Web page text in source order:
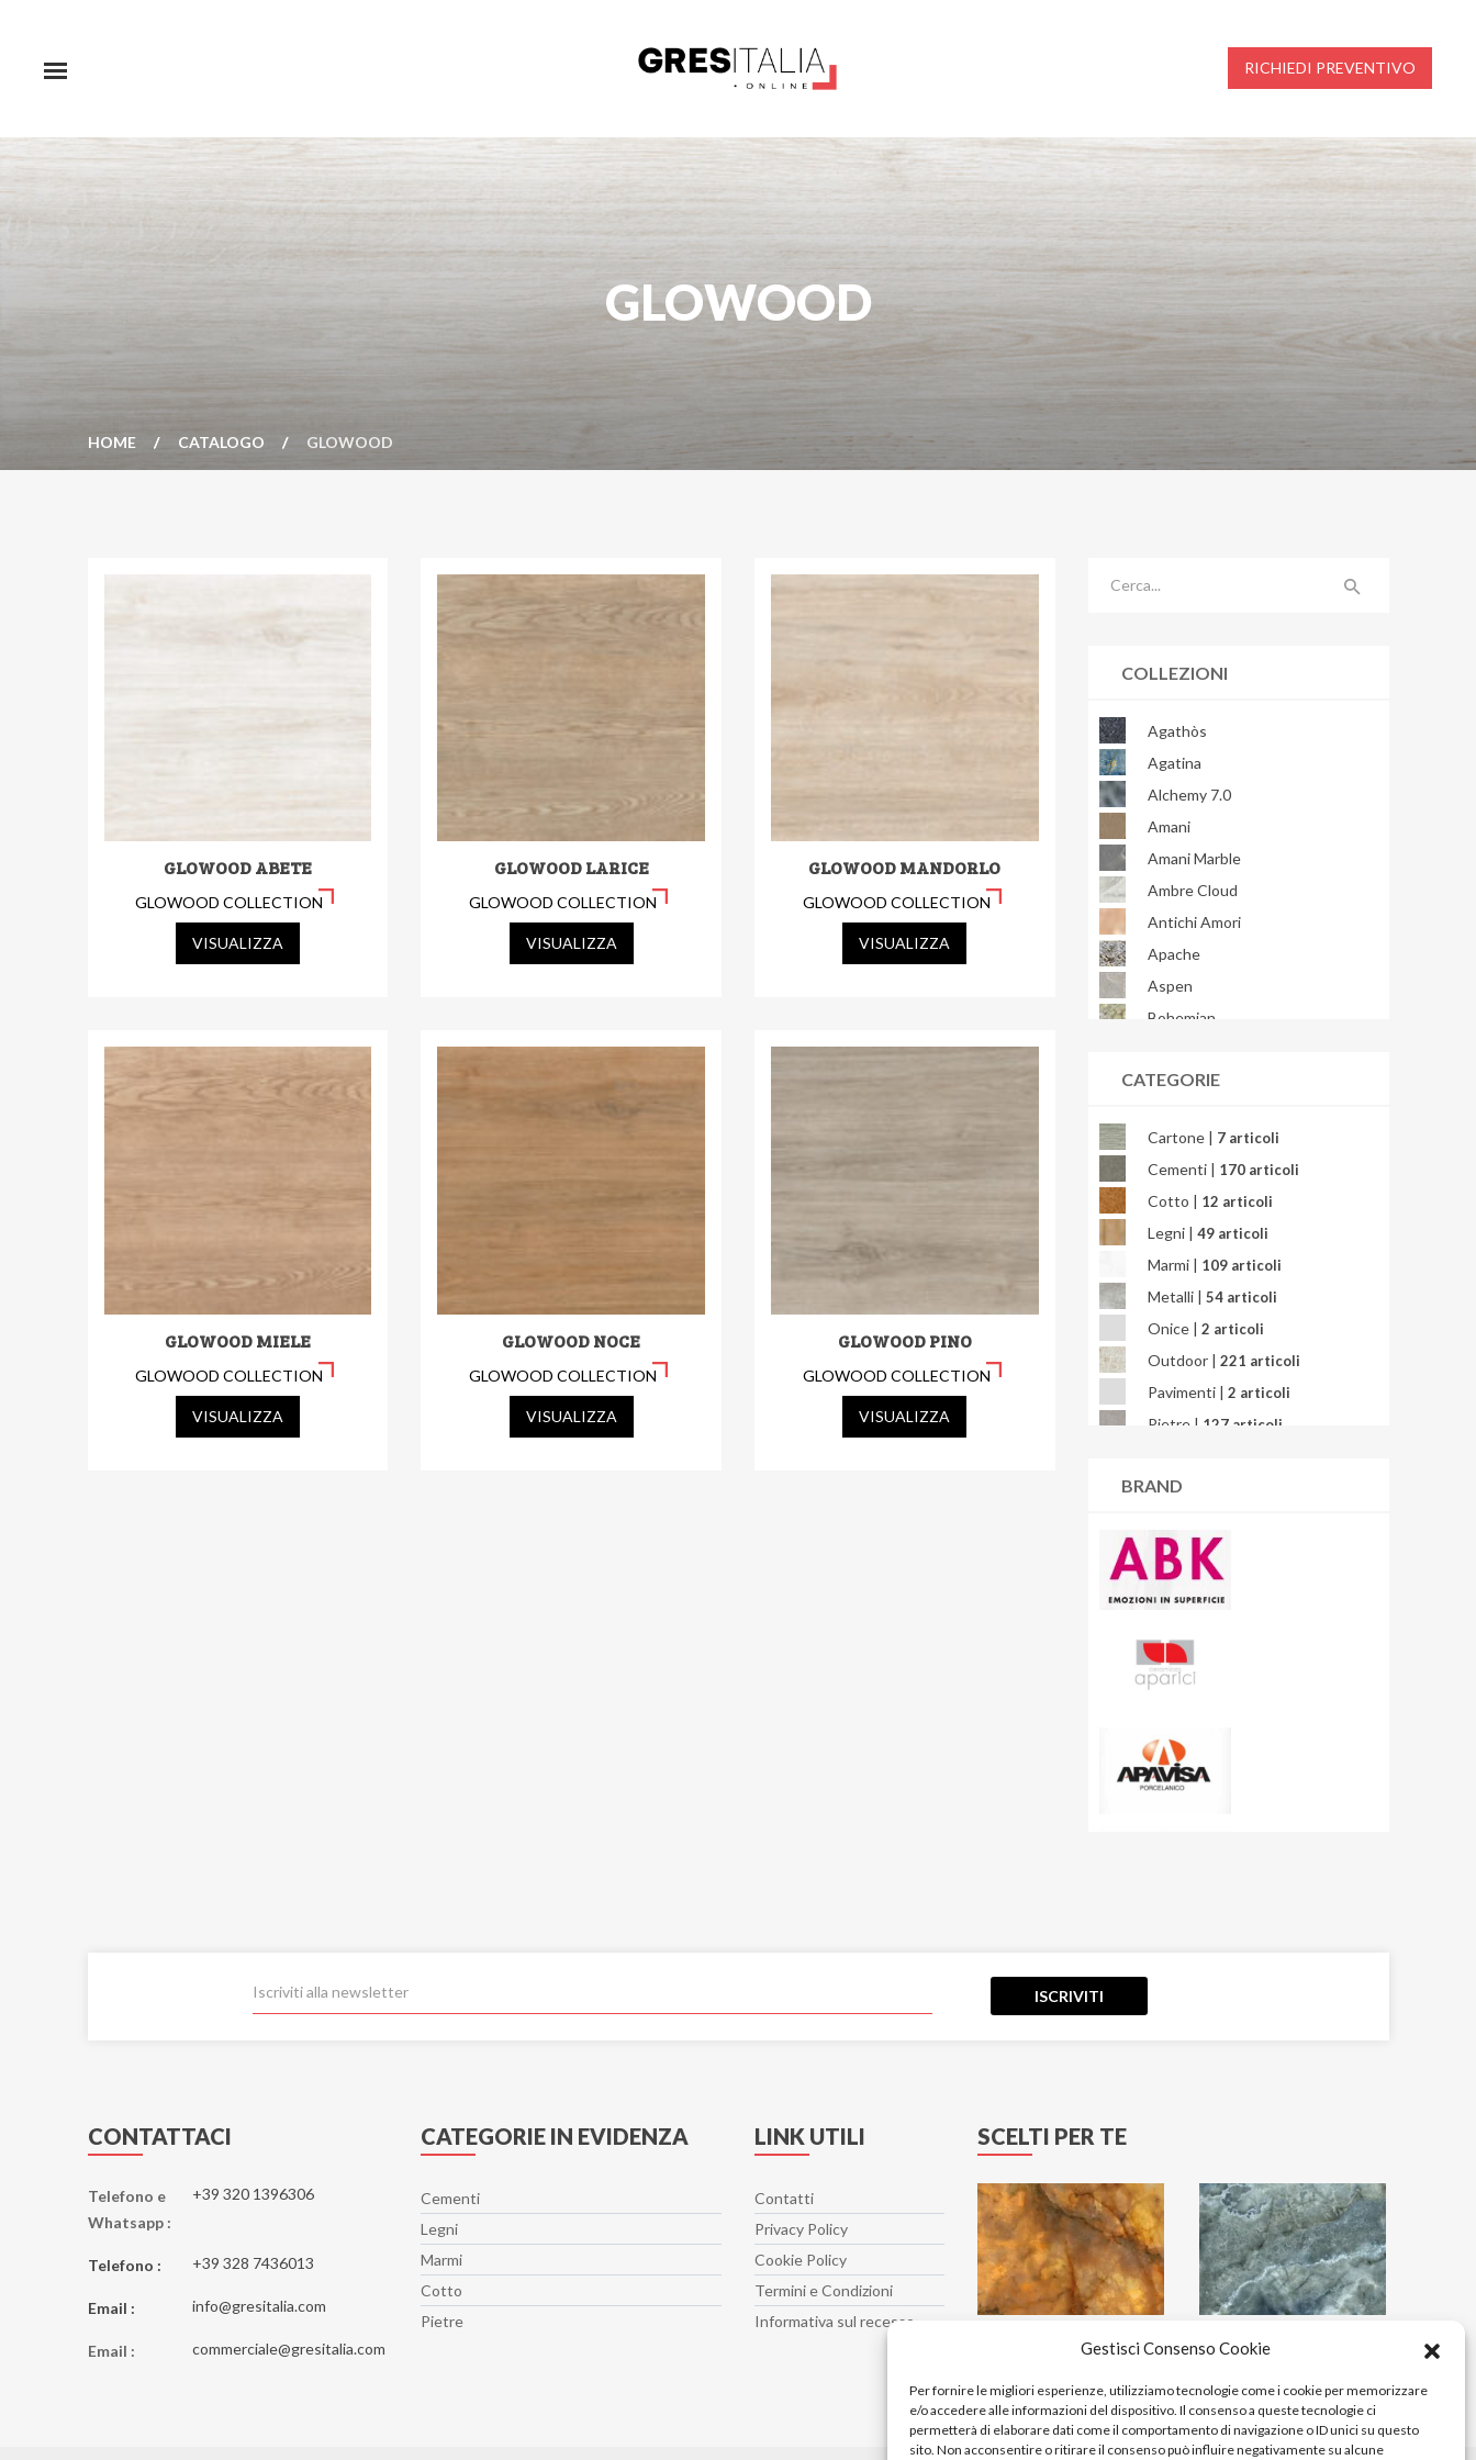
Gestisci Consenso Cookie
Per fornire le migliori esperienze, utilizziamo tecnologie come i cookie per memorizzare
e/o accedere alle informazioni del dispositivo. Il consenso a queste tecnologie ci
permetterà di elaborare dati come il comportamento di navigazione o ID unici su questo
sito. Non acconsentire o ritirare il consenso può influire negativamente su alcune
RICHIEDI PREVENTIVO
GLOWOOD
HOME CATALOGO GLOWOOD
COLLEZIONI
Agathòs
Agatina
Alchemy 7.0
Amani
Amani Marble
Ambre Cloud
Antichi Amori
Apache
Aspen
Bohemian
Brera
Bright Precious
Calacatta
Calacatta Africa
Calacatta Gold
Calacatta Oceanic
Calacatta Splendido
Calacatta Viola
Calcarea
Campigiane
Cardosia
Cart
Carton
Cashmere
City Plaster
Concept
Corten
Crystal Sea
Eco-Chic
Etoile
Explosion
Fantastic Green
Fiordi
Flatiron
Gatsby
Genesis
Genesis EK
CATEGORIE
Cartone | 7 articoli
Cementi | 170 articoli
Cotto | 12 articoli
Legni | 49 articoli
Marmi | 109 articoli
Metalli | 54 articoli
Onice | 2 articoli
Outdoor | 221 articoli
Pavimenti | 2 articoli
Pietre | 127 articoli
Resina |
Wallart |45 articoli
BRAND
GLOWOOD ABETE
GLOWOOD COLLECTION
VISUALIZZA
GLOWOOD LARICE
GLOWOOD COLLECTION
VISUALIZZA
GLOWOOD MANDORLO
GLOWOOD COLLECTION
VISUALIZZA
GLOWOOD MIELE
GLOWOOD COLLECTION
VISUALIZZA
GLOWOOD NOCE
GLOWOOD COLLECTION
VISUALIZZA
GLOWOOD PINO
GLOWOOD COLLECTION
VISUALIZZA
ISCRIVITI
CONTATTACI
Telefono e
Whatsapp :
+39 320 1396306
Telefono : +39 328 7436013
Email : info@gresitalia.com
Email : commerciale@gresitalia.com
CATEGORIE IN EVIDENZA
Cementi
Legni
Marmi
Cotto
Pietre
LINK UTILI
Contatti
Privacy Policy
Cookie Policy
Termini e Condizioni
Informativa sul recesso
SCELTI PER TE